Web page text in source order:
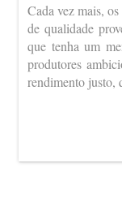
Cada vez mais,
de qualidade
que tenha um
produtores
rendimento justo,